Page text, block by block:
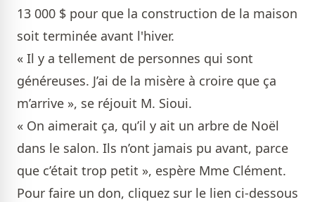
13 000 $ pour que la construction de la maison
soit terminée avant l'hiver.
« Il y a tellement de personnes qui sont
généreuses. J’ai de la misère à croire que ça
m’arrive », se réjouit M. Sioui.
« On aimerait ça, qu’il y ait un arbre de Noël
dans le salon. Ils n’ont jamais pu avant, parce
que c’était trop petit », espère Mme Clément.
Pour faire un don, cliquez sur le lien ci-dessous